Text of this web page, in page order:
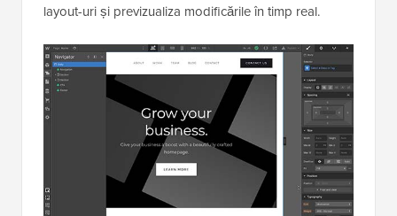
layout-uri și previzualiza modificările în timp real.